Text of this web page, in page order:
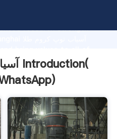
research strength
آسیاب توپ کروم طلا Introduction(
)